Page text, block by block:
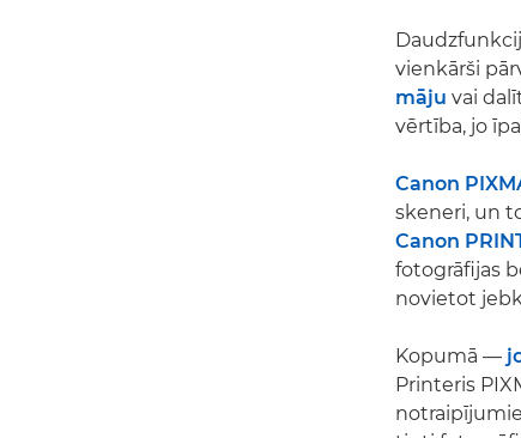
vienkārši
māju vai
vērtība, jo
Canon
skeneri, un
Canon
fotogrāfijas
novietot
Kopumā —
Printeris